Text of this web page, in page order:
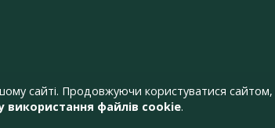
сайті. Продовжуючи користуватися сайтом,
використання файлів cookie.